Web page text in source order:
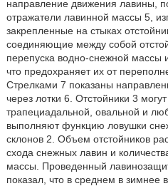
направление движения лавины,
отражатели лавинной массы 5,
закрепленные на стыках
соединяющие между собой
перепуска водно-снежной массы
что предохраняет их от
Стрелками 7 показаны
через лотки 6. Отстойники 3
трапециадальной, овальной и
выполняют функцию ловушки
склонов 2. Объем отстойников
схода снежных лавин и
массы. Проведенный
показал, что в среднем в зимнее